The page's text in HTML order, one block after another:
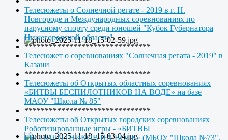
Телесюжеты о Солнечной регате - 2019 в г. Н.
Новгороде и Международных соревнованиях по
парусному спорту среди юношей "Кубок Губернатора
Нижегородской области"
*******************************
Телесюжет о соревнованиях "Солнечная регата - 2019" в
Казани
*******************************
Телесюжеты об Открытых областных соревнованиях
«БИТВЫ БЕСПИЛОТНИКОВ НА ВОДЕ» на базе
МАОУ "Школа № 85"
*******************************
Телесюжеты об Открытых городских соревнованиях
Роботизированные игры - «БИТВЫ
БЕСПИЛОТНИКОВ НА ВОДЕ» (МБОУ "Школа №73",